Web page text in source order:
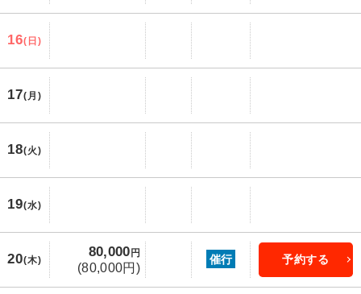
16(日)
17(月)
18(火)
19(水)
20(木)
80,000 円
(80,000円)
催行 予約する